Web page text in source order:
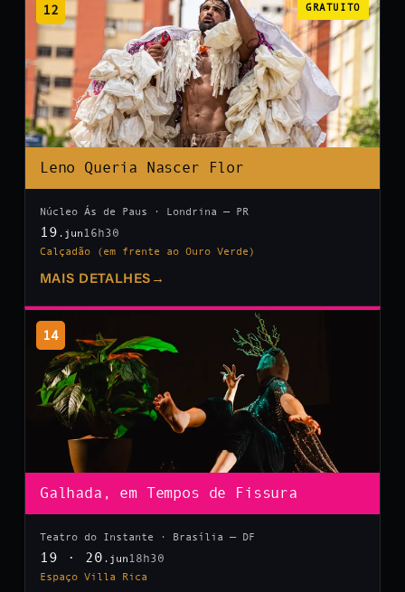
12 GRATUITO
Leno Queria Nascer Flor
Núcleo Ás de Paus · Londrina — PR
19 .jun 16h30
Calçadão (em frente ao Ouro Verde)
MAIS DETALHES →
14
Galhada, em Tempos de Fissura
Teatro do Instante · Brasília — DF
19 · 20 .jun 18h30
Espaço Villa Rica